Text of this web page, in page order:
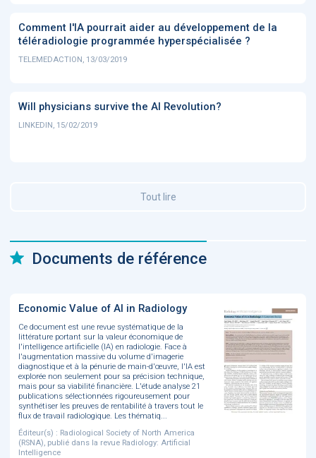
Comment l'IA pourrait aider au développement de la
téléradiologie programmée hyperspécialisée ?
TELEMEDACTION, 13/03/2019
Will physicians survive the AI Revolution?
LINKEDIN, 15/02/2019
Tout lire
Documents de référence
Economic Value of AI in Radiology
Ce document est une revue systématique de la
littérature portant sur la valeur économique de
l'intelligence artificielle (IA) en radiologie. Face à
l'augmentation massive du volume d'imagerie
diagnostique et à la pénurie de main-d'œuvre, l'IA est
explorée non seulement pour sa précision technique,
mais pour sa viabilité financière. L'étude analyse 21
publications sélectionnées rigoureusement pour
synthétiser les preuves de rentabilité à travers tout le
flux de travail radiologique. Les thématiq...
Éditeur(s) : Radiological Society of North America
(RSNA), publié dans la revue Radiology: Artificial
Intelligence